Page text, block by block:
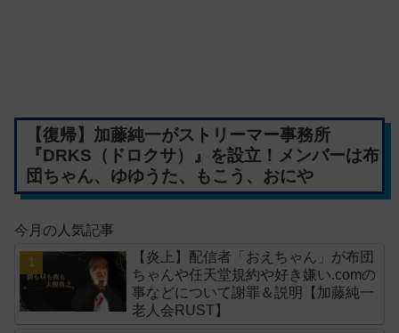
【復帰】加藤純一がストリーマー事務所
『DRKS（ドロクサ）』を設立！メンバーは布
団ちゃん、ゆゆうた、もこう、おにや
今月の人気記事
【炎上】配信者「おえちゃん」が布団
ちゃんや任天堂規約や好き嫌い.comの
事などについて謝罪＆説明【加藤純一
老人会RUST】